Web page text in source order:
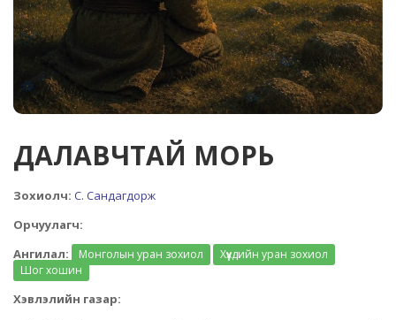
ДАЛАВЧТАЙ МОРЬ
Зохиолч: С. Сандагдорж
Орчуулагч:
Ангилал:
Монголын уран зохиол
Хүүхдийн уран зохиол
Шог хошин
Хэвлэлийн газар: